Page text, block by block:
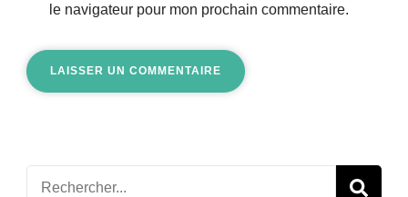
le navigateur pour mon prochain commentaire.
Recherche